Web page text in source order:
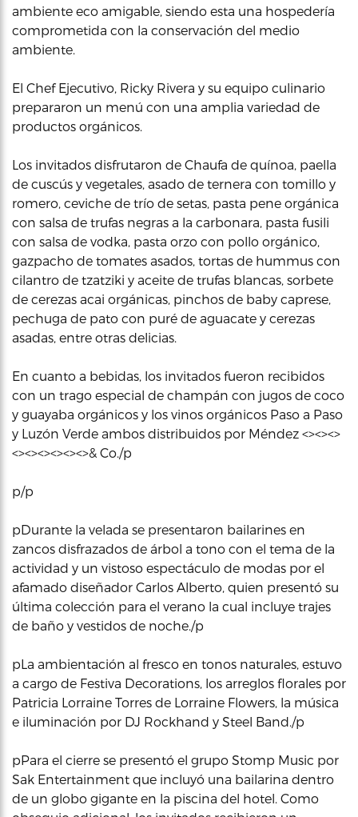
ambiente eco amigable, siendo esta una hospedería
comprometida con la conservación del medio
ambiente.
El Chef Ejecutivo, Ricky Rivera y su equipo culinario
prepararon un menú con una amplia variedad de
productos orgánicos.
Los invitados disfrutaron de Chaufa de quínoa, paella
de cuscús y vegetales, asado de ternera con tomillo y
romero, ceviche de trío de setas, pasta pene orgánica
con salsa de trufas negras a la carbonara, pasta fusili
con salsa de vodka, pasta orzo con pollo orgánico,
gazpacho de tomates asados, tortas de hummus con
cilantro de tzatziki y aceite de trufas blancas, sorbete
de cerezas acai orgánicas, pinchos de baby caprese,
pechuga de pato con puré de aguacate y cerezas
asadas, entre otras delicias.
En cuanto a bebidas, los invitados fueron recibidos
con un trago especial de champán con jugos de coco
y guayaba orgánicos y los vinos orgánicos Paso a Paso
y Luzón Verde ambos distribuidos por Méndez <><><>
<><><><><><>& Co./p
p/p
pDurante la velada se presentaron bailarines en
zancos disfrazados de árbol a tono con el tema de la
actividad y un vistoso espectáculo de modas por el
afamado diseñador Carlos Alberto, quien presentó su
última colección para el verano la cual incluye trajes
de baño y vestidos de noche./p
pLa ambientación al fresco en tonos naturales, estuvo
a cargo de Festiva Decorations, los arreglos florales por
Patricia Lorraine Torres de Lorraine Flowers, la música
e iluminación por DJ Rockhand y Steel Band./p
pPara el cierre se presentó el grupo Stomp Music por
Sak Entertainment que incluyó una bailarina dentro
de un globo gigante en la piscina del hotel. Como